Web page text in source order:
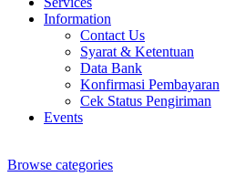
Information
Contact Us
Syarat & Ketentuan
Data Bank
Konfirmasi Pembayaran
Cek Status Pengiriman
Events
Browse categories